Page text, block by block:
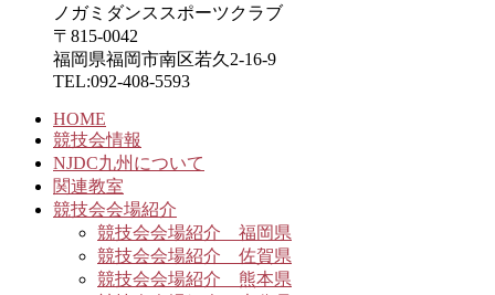
ノガミダンススポーツクラブ
〒815-0042
福岡県福岡市南区若久2-16-9
TEL:092-408-5593
HOME
競技会情報
NJDC九州について
関連教室
競技会会場紹介
競技会会場紹介 福岡県
競技会会場紹介 佐賀県
競技会会場紹介 熊本県